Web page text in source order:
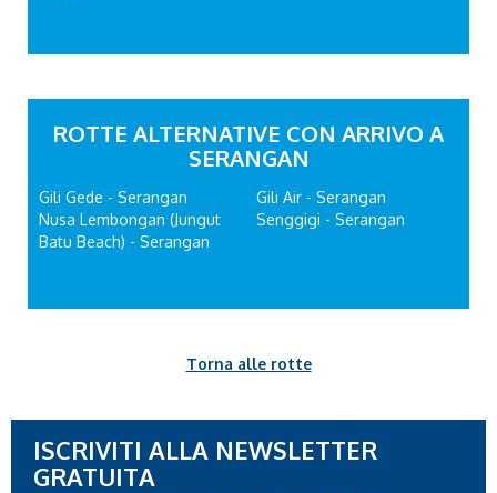
ROTTE ALTERNATIVE CON ARRIVO A
SERANGAN
Gili Gede - Serangan
Nusa Lembongan (Jungut
Batu Beach) - Serangan
Gili Air - Serangan
Senggigi - Serangan
Torna alle rotte
ISCRIVITI ALLA NEWSLETTER
GRATUITA